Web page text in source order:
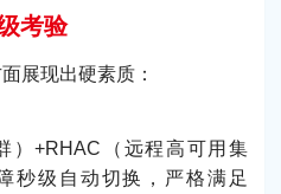
考验
展现出硬素质：
）+RHAC（远程高可用集
秒级自动切换，严格满足